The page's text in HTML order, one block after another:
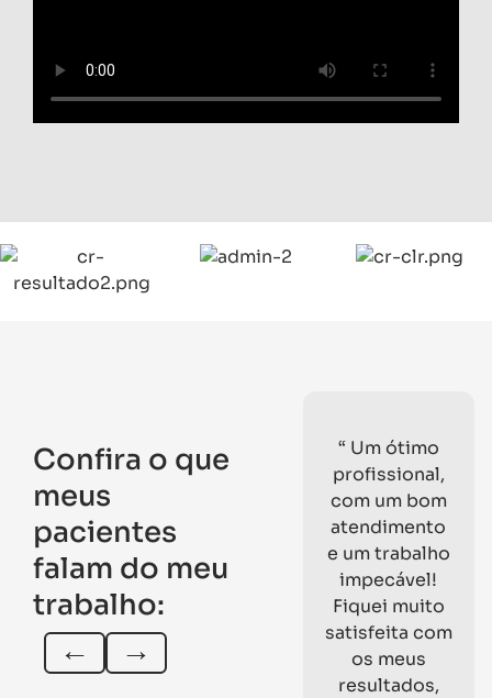
Confira o que
meus
pacientes
falam do meu
trabalho:
← →
“ Um ótimo
profissional,
com um bom
atendimento
e um trabalho
impecável!
Fiquei muito
satisfeita com
os meus
resultados,